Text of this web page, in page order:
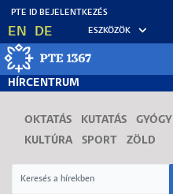
Ugrás
tartalomra
EN DE ESZKÖZÖK
HÍRCENTRUM
OKTATÁS KUTATÁS
KULTÚRA
SPORT ZÖLD